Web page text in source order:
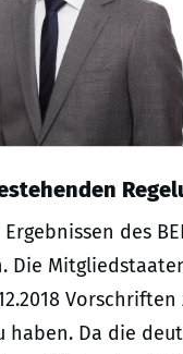
des
Die
haben. Da die